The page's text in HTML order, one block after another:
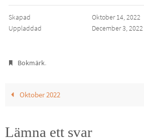
Skapad
Oktober 14, 2022
Uppladdad
December 3, 2022
Bokmärk.
Oktober 2022
Lämna ett svar